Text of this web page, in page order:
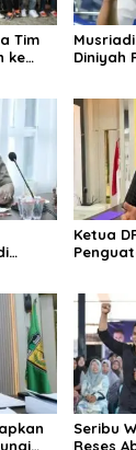
Tim
ke
Diniyah
Ketua
Seribu
Reses